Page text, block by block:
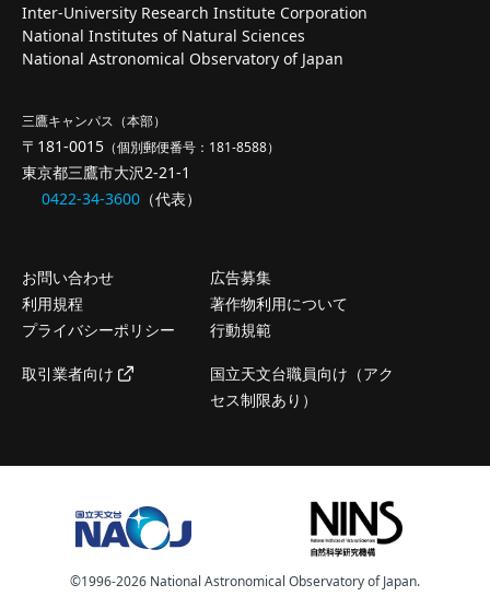
Inter-University Research Institute Corporation
National Institutes of Natural Sciences
National Astronomical Observatory of Japan
三鷹キャンパス（本部）
〒181-0015 （個別郵便番号：181-8588）
東京都三鷹市大沢2-21-1
0422-34-3600 （代表）
お問い合わせ
広告募集
利用規程
著作物利用について
プライバシーポリシー
行動規範
取引業者向け
国立天文台職員向け（アク
セス制限あり）
©️1996-2026 National Astronomical Observatory of Japan.